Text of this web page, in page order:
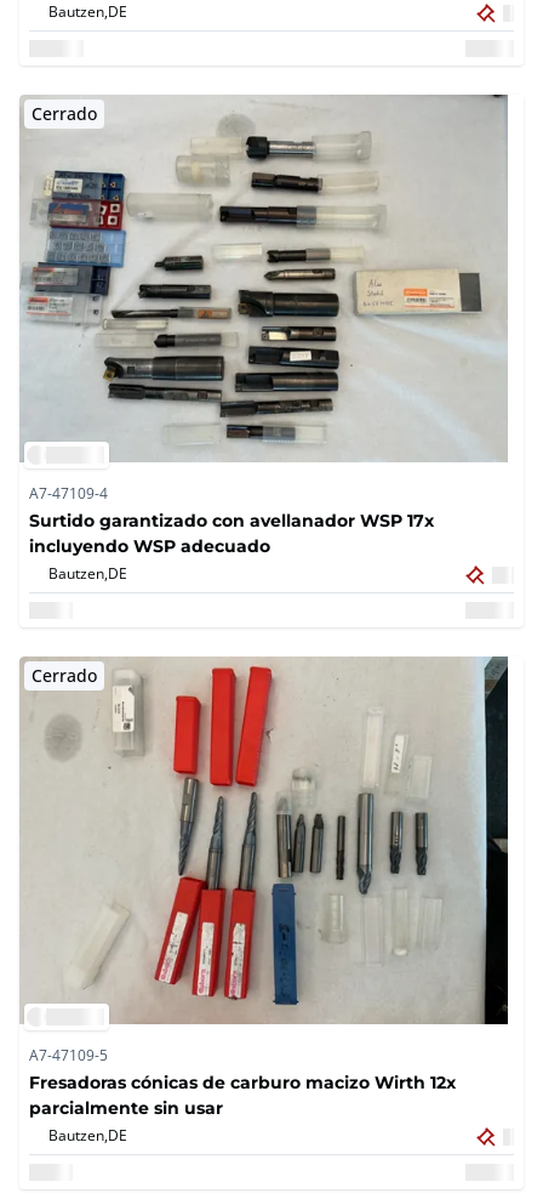
Bautzen,DE
Cerrado
A7-47109-4
Surtido garantizado con avellanador WSP 17x
incluyendo WSP adecuado
Bautzen,DE
Cerrado
A7-47109-5
Fresadoras cónicas de carburo macizo Wirth 12x
parcialmente sin usar
Bautzen,DE